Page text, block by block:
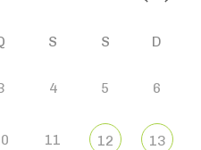
S S D
4 5 6
11 12 13